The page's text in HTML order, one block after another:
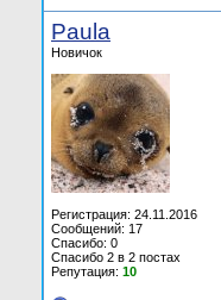
Paula
Новичок
Регистрация: 24.11.2016
Сообщений: 17
Спасибо: 0
Спасибо 2 в 2 постах
Репутация: 10